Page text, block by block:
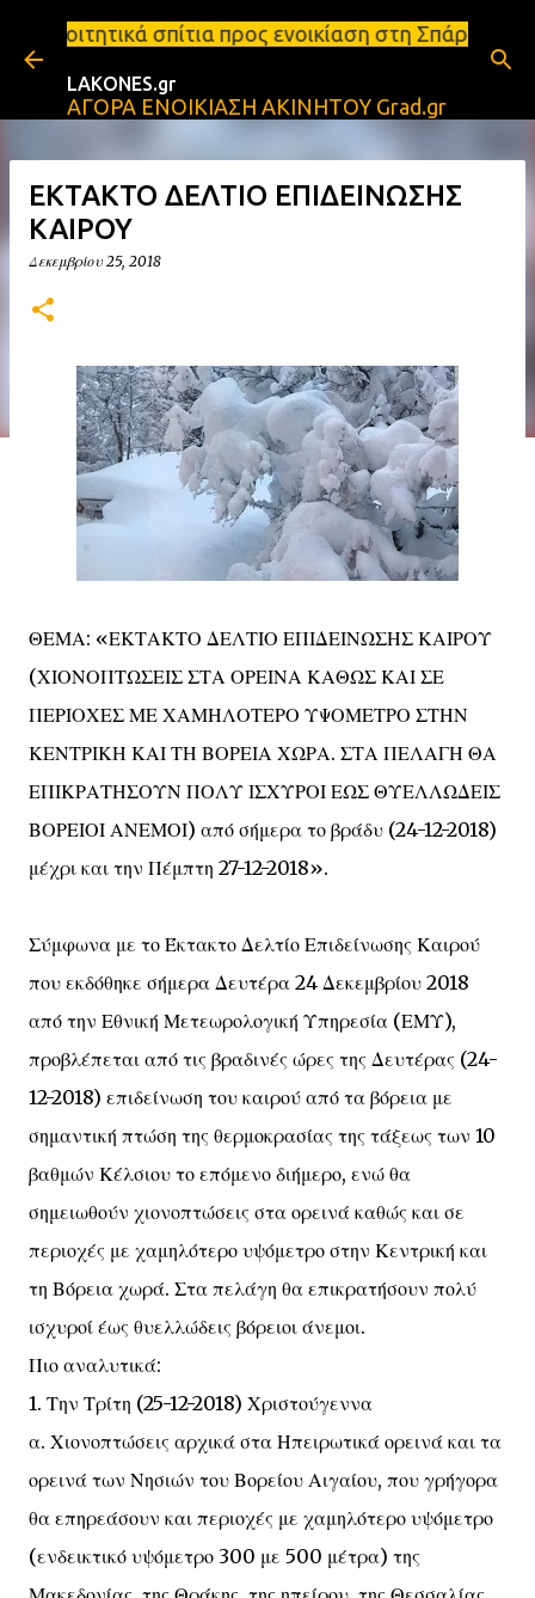
Μετάβαση στο κύριο περιεχόμενο
προς ενοικίαση στη Σπάρτη Ενοικιάσεις
LAKONES.gr
ΑΓΟΡΑ ΕΝΟΙΚΙΑΣΗ ΑΚΙΝΗΤΟΥ Grad.gr
ΕΚΤΑΚΤΟ ΔΕΛΤΙΟ ΕΠΙΔΕΙΝΩΣΗΣ
ΚΑΙΡΟΥ
Δεκεμβρίου 25, 2018
ΘΕΜΑ: «ΕΚΤΑΚΤΟ ΔΕΛΤΙΟ ΕΠΙΔΕΙΝΩΣΗΣ ΚΑΙΡΟΥ
(ΧΙΟΝΟΠΤΩΣΕΙΣ ΣΤΑ ΟΡΕΙΝΑ ΚΑΘΩΣ ΚΑΙ ΣΕ
ΠΕΡΙΟΧΕΣ ΜΕ ΧΑΜΗΛΟΤΕΡΟ ΥΨΟΜΕΤΡΟ ΣΤΗΝ
ΚΕΝΤΡΙΚΗ ΚΑΙ ΤΗ ΒΟΡΕΙΑ ΧΩΡΑ. ΣΤΑ ΠΕΛΑΓΗ ΘΑ
ΕΠΙΚΡΑΤΗΣΟΥΝ ΠΟΛΥ ΙΣΧΥΡΟΙ ΕΩΣ ΘΥΕΛΛΩΔΕΙΣ
ΒΟΡΕΙΟΙ ΑΝΕΜΟΙ) από σήμερα το βράδυ (24-12-2018)
μέχρι και την Πέμπτη 27-12-2018».
Σύμφωνα με το Έκτακτο Δελτίο Επιδείνωσης Καιρού
που εκδόθηκε σήμερα Δευτέρα 24 Δεκεμβρίου 2018
από την Εθνική Μετεωρολογική Υπηρεσία (ΕΜΥ),
προβλέπεται από τις βραδινές ώρες της Δευτέρας (24-
12-2018) επιδείνωση του καιρού από τα βόρεια με
σημαντική πτώση της θερμοκρασίας της τάξεως των 10
βαθμών Κέλσιου το επόμενο διήμερο, ενώ θα
σημειωθούν χιονοπτώσεις στα ορεινά καθώς και σε
περιοχές με χαμηλότερο υψόμετρο στην Κεντρική και
τη Βόρεια χωρά. Στα πελάγη θα επικρατήσουν πολύ
ισχυροί έως θυελλώδεις βόρειοι άνεμοι.
Πιο αναλυτικά:
1. Την Τρίτη (25-12-2018) Χριστούγεννα
α. Χιονοπτώσεις αρχικά στα Ηπειρωτικά ορεινά και τα
ορεινά των Νησιών του Βορείου Αιγαίου, που γρήγορα
θα επηρεάσουν και περιοχές με χαμηλότερο υψόμετρο
(ενδεικτικό υψόμετρο 300 με 500 μέτρα) της